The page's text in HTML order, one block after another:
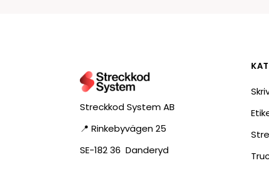
Streckkod System AB
📍 Rinkebyvägen 25
SE-182 36 Danderyd